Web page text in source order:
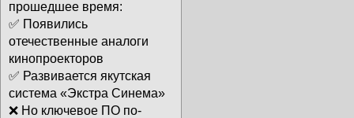
прошедшее время:
✅ Появились
отечественные аналоги
кинопроекторов
✅ Развивается якутская
система «Экстра Синема»
❌ Но ключевое ПО по-